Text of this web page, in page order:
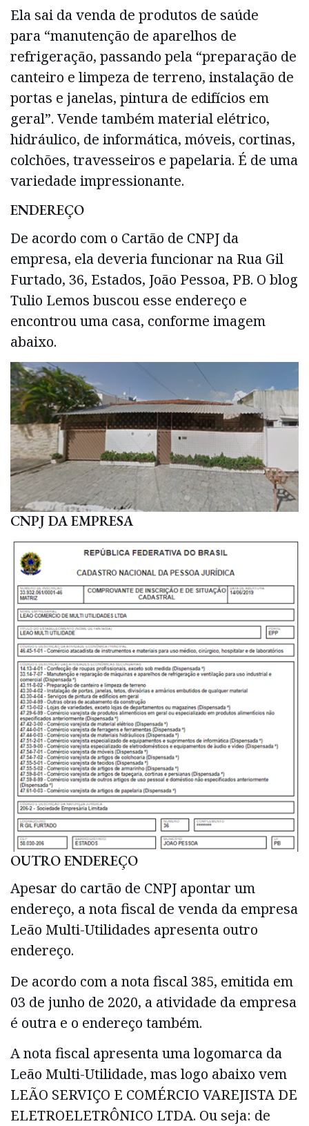
Ela sai da venda de produtos de saúde
para “manutenção de aparelhos de
refrigeração, passando pela “preparação de
canteiro e limpeza de terreno, instalação de
portas e janelas, pintura de edifícios em
geral”. Vende também material elétrico,
hidráulico, de informática, móveis, cortinas,
colchões, travesseiros e papelaria. É de uma
variedade impressionante.
ENDEREÇO
De acordo com o Cartão de CNPJ da
empresa, ela deveria funcionar na Rua Gil
Furtado, 36, Estados, João Pessoa, PB. O blog
Tulio Lemos buscou esse endereço e
encontrou uma casa, conforme imagem
abaixo.
CNPJ DA EMPRESA
OUTRO ENDEREÇO
Apesar do cartão de CNPJ apontar um
endereço, a nota fiscal de venda da empresa
Leão Multi-Utilidades apresenta outro
endereço.
De acordo com a nota fiscal 385, emitida em
03 de junho de 2020, a atividade da empresa
é outra e o endereço também.
A nota fiscal apresenta uma logomarca da
Leão Multi-Utilidade, mas logo abaixo vem
LEÃO SERVIÇO E COMÉRCIO VAREJISTA DE
ELETROELETRÔNICO LTDA. Ou seja: de